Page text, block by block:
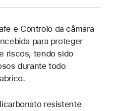
e Controlo da câmara
para proteger
riscos, tendo sido
durante todo
resistente